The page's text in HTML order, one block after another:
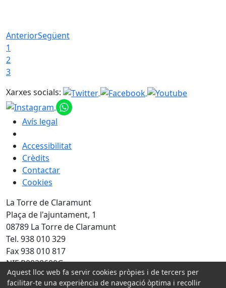
AnteriorSegüent
1
2
3
Xarxes socials:
Avís legal
Accessibilitat
Crèdits
Contactar
Cookies
La Torre de Claramunt
Plaça de l'ajuntament, 1
08789 La Torre de Claramunt
Tel. 938 010 329
Fax 938 010 817
NIF P0828600G
Amb la col·laboració de:
Aquest lloc web fa servir cookies pròpies i de tercers per
facilitar-te una experiència de navegació òptima i recollir